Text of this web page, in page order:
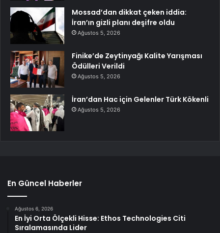
Mossad’dan dikkat çeken iddia:
İran’ın gizli planı deşifre oldu
Ağustos 5, 2026
Finike’de Zeytinyağı Kalite Yarışması
Ödülleri Verildi
Ağustos 5, 2026
İran’dan Hac için Gelenler Türk Kökenli
Ağustos 5, 2026
En Güncel Haberler
Ağustos 6, 2026
En İyi Orta Ölçekli Hisse: Ethos Technologies Citi
Sıralamasında Lider